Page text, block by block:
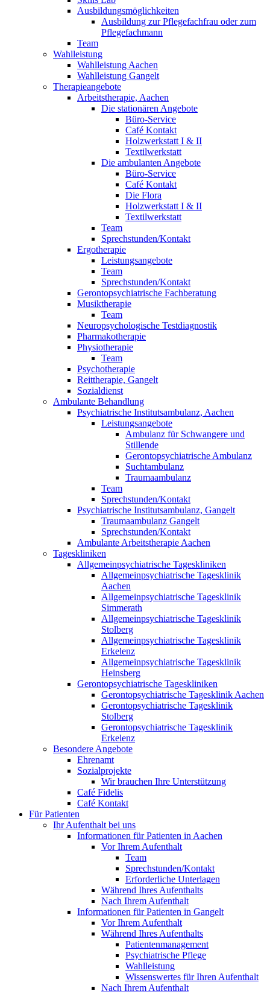
Ausbildungsmöglichkeiten
Ausbildung zur Pflegefachfrau oder zum
Pflegefachmann
Team
Wahlleistung
Wahlleistung Aachen
Wahlleistung Gangelt
Therapieangebote
Arbeitstherapie, Aachen
Die stationären Angebote
Büro-Service
Café Kontakt
Holzwerkstatt I & II
Textilwerkstatt
Die ambulanten Angebote
Büro-Service
Café Kontakt
Die Flora
Holzwerkstatt I & II
Textilwerkstatt
Team
Sprechstunden/Kontakt
Ergotherapie
Leistungsangebote
Team
Sprechstunden/Kontakt
Gerontopsychiatrische Fachberatung
Musiktherapie
Team
Neuropsychologische Testdiagnostik
Pharmakotherapie
Physiotherapie
Team
Psychotherapie
Reittherapie, Gangelt
Sozialdienst
Ambulante Behandlung
Psychiatrische Institutsambulanz, Aachen
Leistungsangebote
Ambulanz für Schwangere und
Stillende
Gerontopsychiatrische Ambulanz
Suchtambulanz
Traumaambulanz
Team
Sprechstunden/Kontakt
Psychiatrische Institutsambulanz, Gangelt
Traumaambulanz Gangelt
Sprechstunden/Kontakt
Ambulante Arbeitstherapie Aachen
Tageskliniken
Allgemeinpsychiatrische Tageskliniken
Allgemeinpsychiatrische Tagesklinik
Aachen
Allgemeinpsychiatrische Tagesklinik
Simmerath
Allgemeinpsychiatrische Tagesklinik
Stolberg
Allgemeinpsychiatrische Tagesklinik
Erkelenz
Allgemeinpsychiatrische Tagesklinik
Heinsberg
Gerontopsychiatrische Tageskliniken
Gerontopsychiatrische Tagesklinik Aachen
Gerontopsychiatrische Tagesklinik
Stolberg
Gerontopsychiatrische Tagesklinik
Erkelenz
Besondere Angebote
Ehrenamt
Sozialprojekte
Wir brauchen Ihre Unterstützung
Café Fidelis
Café Kontakt
Für Patienten
Ihr Aufenthalt bei uns
Informationen für Patienten in Aachen
Vor Ihrem Aufenthalt
Team
Sprechstunden/Kontakt
Erforderliche Unterlagen
Während Ihres Aufenthalts
Nach Ihrem Aufenthalt
Informationen für Patienten in Gangelt
Vor Ihrem Aufenthalt
Während Ihres Aufenthalts
Patientenmanagement
Psychiatrische Pflege
Wahlleistung
Wissenswertes für Ihren Aufenthalt
Nach Ihrem Aufenthalt